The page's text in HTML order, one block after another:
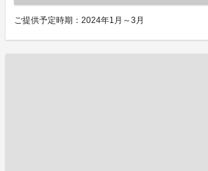
ご提供予定時期：2024年1月～3月